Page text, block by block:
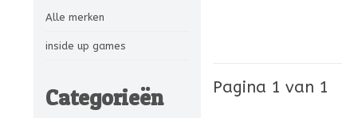
Alle merken
inside up games
Categorieën Pagina 1 van 1